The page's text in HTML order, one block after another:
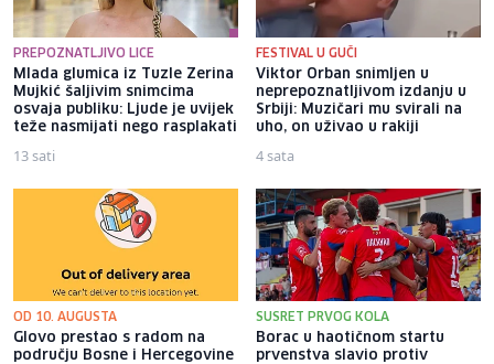
PREPOZNATLJIVO LICE
Mlada glumica iz Tuzle Zerina
Mujkić šaljivim snimcima
osvaja publiku: Ljude je uvijek
teže nasmijati nego rasplakati
13 sati
FESTIVAL U GUČI
Viktor Orban snimljen u
neprepoznatljivom izdanju u
Srbiji: Muzičari mu svirali na
uho, on uživao u rakiji
4 sata
OD 10. AUGUSTA
Glovo prestao s radom na
području Bosne i Hercegovine
SUSRET PRVOG KOLA
Borac u haotičnom startu
prvenstva slavio protiv